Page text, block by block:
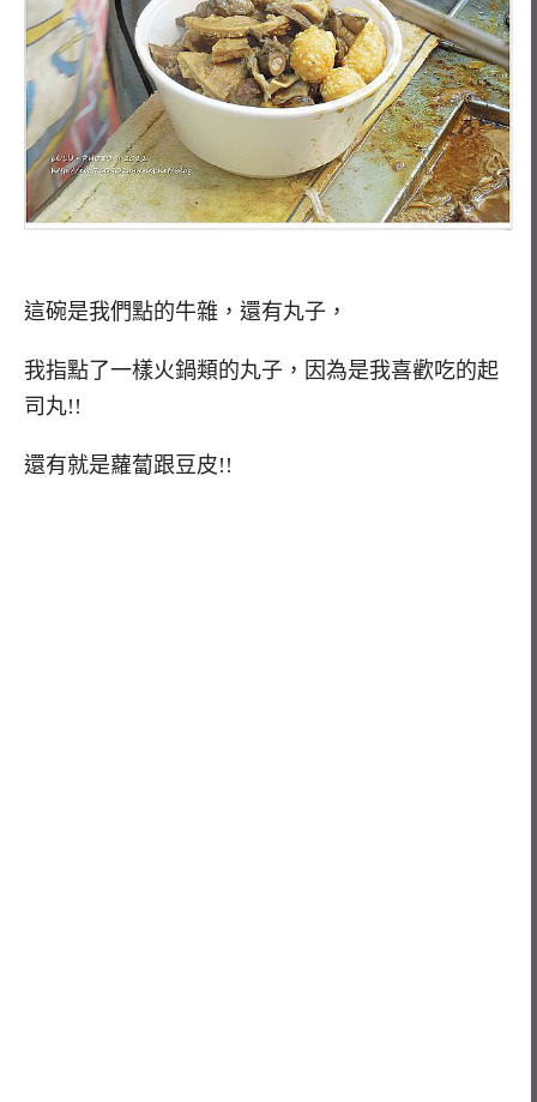
這碗是我們點的牛雜，還有丸子，
我指點了一樣火鍋類的丸子，因為是我喜歡吃的起
司丸!!
還有就是蘿蔔跟豆皮!!